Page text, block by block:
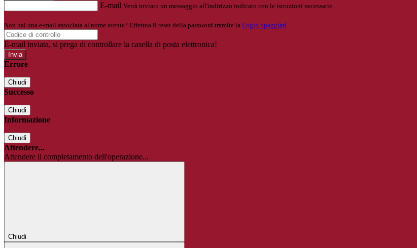
E-mail Verrà inviato un messaggio all'indirizzo indicato con le istruzioni necessarie.
Non hai una e-mail associata al nome utente? Effettua il reset della password tramite la Login Spaggiari
E-mail inviata, si prega di controllare la casella di posta elettronica!
Errore
Chiudi
Successo
Chiudi
Informazione
Chiudi
Attendere...
Attendere il completamento dell'operazione...
Chiudi